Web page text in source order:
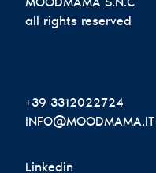
MOODMAMA S.N.C
all rights reserved
+39 3312022724
INFO@MOODMAMA.IT
Linkedin